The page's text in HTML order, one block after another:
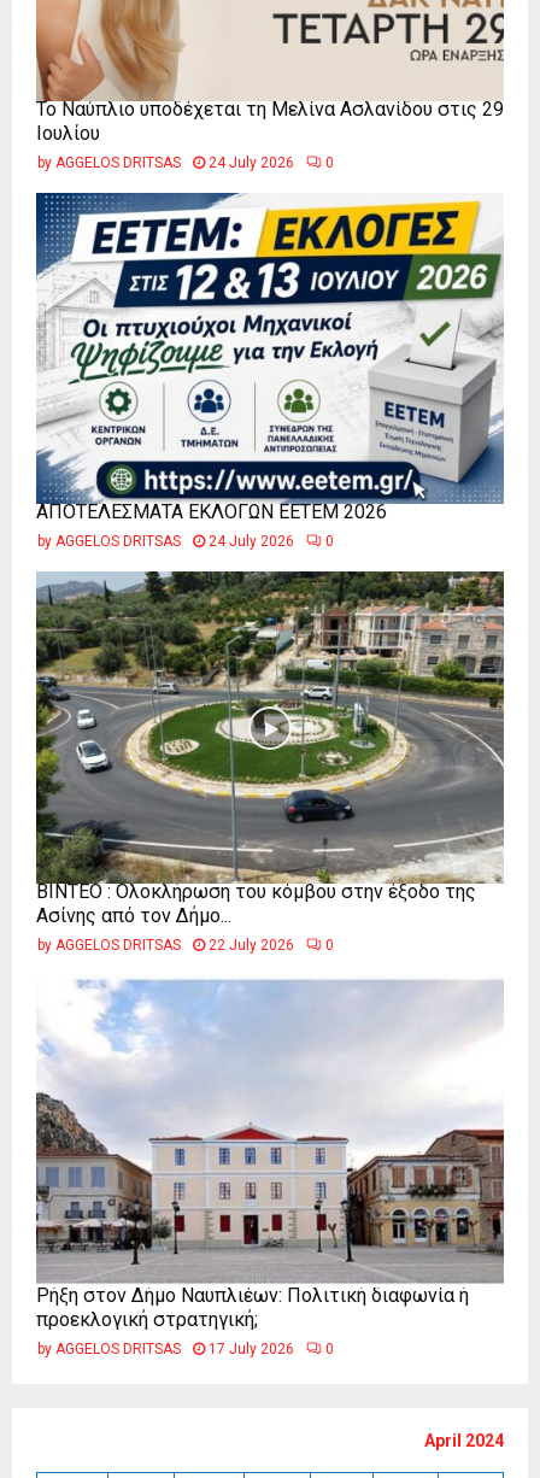
Το Ναύπλιο υποδέχεται τη Μελίνα Ασλανίδου στις 29
Ιουλίου
by AGGELOS DRITSAS 24 July 2026 0
ΑΠΟΤΕΛΕΣΜΑΤΑ ΕΚΛΟΓΩΝ ΕΕΤΕΜ 2026
by AGGELOS DRITSAS 24 July 2026 0
ΒΙΝΤΕΟ : Ολοκλήρωση του κόμβου στην έξοδο της
Ασίνης από τον Δήμο...
by AGGELOS DRITSAS 22 July 2026 0
Ρήξη στον Δήμο Ναυπλιέων: Πολιτική διαφωνία ή
προεκλογική στρατηγική;
by AGGELOS DRITSAS 17 July 2026 0
April 2024